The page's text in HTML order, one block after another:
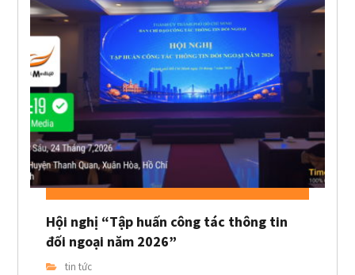
Hội nghị “Tập huấn công tác thông tin
đối ngoại năm 2026”
tin tức